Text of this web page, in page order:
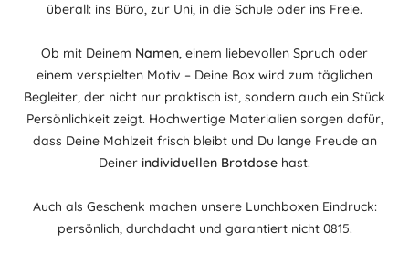
überall: ins Büro, zur Uni, in die Schule oder ins Freie.
Ob mit Deinem Namen, einem liebevollen Spruch oder
einem verspielten Motiv – Deine Box wird zum täglichen
Begleiter, der nicht nur praktisch ist, sondern auch ein Stück
Persönlichkeit zeigt. Hochwertige Materialien sorgen dafür,
dass Deine Mahlzeit frisch bleibt und Du lange Freude an
Deiner individuellen Brotdose hast.
Auch als Geschenk machen unsere Lunchboxen Eindruck:
persönlich, durchdacht und garantiert nicht 0815.